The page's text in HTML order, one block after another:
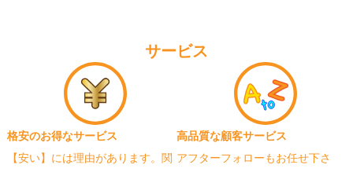
サービス
格安のお得なサービス
【安い】には理由があります。関
高品質な顧客サービス
アフターフォローもお任せ下さ